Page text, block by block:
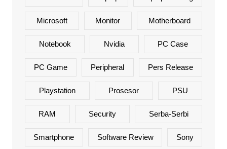
Microsoft Monitor Motherboard
Notebook Nvidia PC Case
PC Game Peripheral Pers Release
Playstation Prosesor PSU
RAM Security Serba-Serbi
Smartphone Software Review Sony